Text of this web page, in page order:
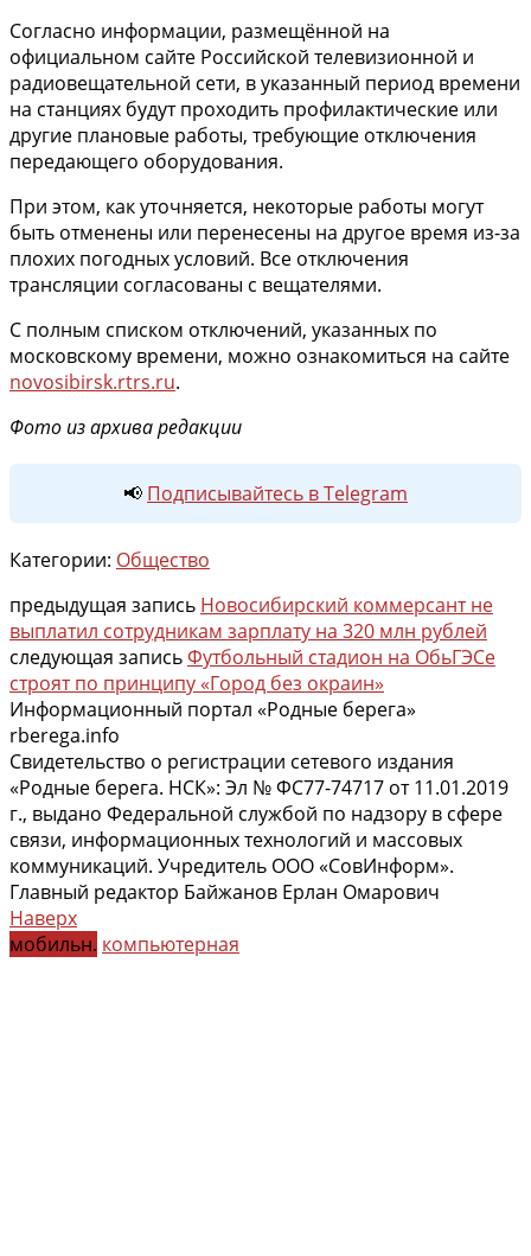
Согласно информации, размещённой на
официальном сайте Российской телевизионной и
радиовещательной сети, в указанный период времени
на станциях будут проходить профилактические или
другие плановые работы, требующие отключения
передающего оборудования.
При этом, как уточняется, некоторые работы могут
быть отменены или перенесены на другое время из-за
плохих погодных условий. Все отключения
трансляции согласованы с вещателями.
С полным списком отключений, указанных по
московскому времени, можно ознакомиться на сайте
novosibirsk.rtrs.ru.
Фото из архива редакции
📢 Подписывайтесь в Telegram
Категории: Общество
предыдущая запись Новосибирский коммерсант не
выплатил сотрудникам зарплату на 320 млн рублей
следующая записьФутбольный стадион на ОбьГЭСе
строят по принципу «Город без окраин»
Информационный портал «Родные берега»
rberega.info
Свидетельство о регистрации сетевого издания
«Родные берега. НСК»: Эл № ФС77-74717 от 11.01.2019
г., выдано Федеральной службой по надзору в сфере
связи, информационных технологий и массовых
коммуникаций. Учредитель ООО «СовИнформ».
Главный редактор Байжанов Ерлан Омарович
Наверх
мобильн. компьютерная